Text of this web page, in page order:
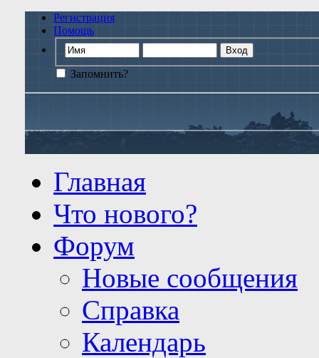
Регистрация
Помощь
Запомнить?
Главная
Что нового?
Форум
Новые сообщения
Справка
Календарь